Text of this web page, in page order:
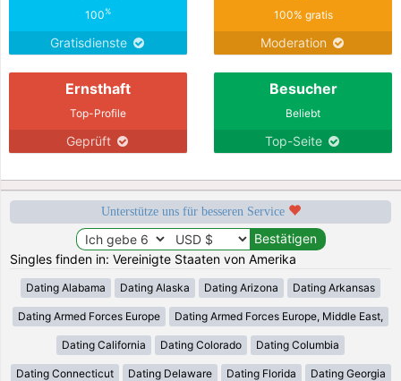
100%
Gratisdienste
100% gratis
Moderation
Ernsthaft
Top-Profile
Geprüft
Besucher
Beliebt
Top-Seite
Unterstütze uns für besseren Service
Singles finden in: Vereinigte Staaten von Amerika
Dating Alabama Dating Alaska Dating Arizona Dating Arkansas
Dating Armed Forces Europe Dating Armed Forces Europe, Middle East,
Dating California Dating Colorado Dating Columbia
Dating Connecticut Dating Delaware Dating Florida Dating Georgia